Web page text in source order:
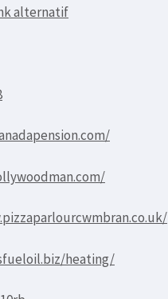
alternatif
heating/